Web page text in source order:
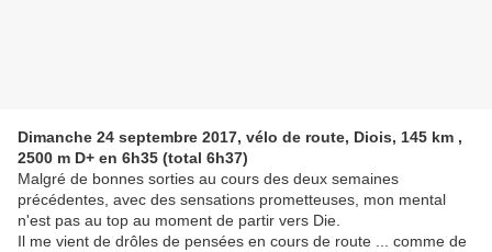
Dimanche 24 septembre 2017, vélo de route, Diois, 145 km ,
2500 m D+ en 6h35 (total 6h37)
Malgré de bonnes sorties au cours des deux semaines
précédentes, avec des sensations prometteuses, mon mental
n'est pas au top au moment de partir vers Die.
Il me vient de drôles de pensées en cours de route ... comme de